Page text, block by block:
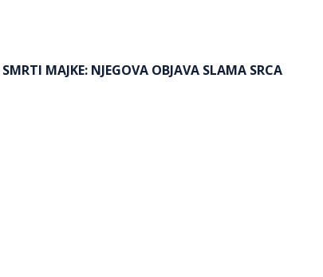
MAJKE: NJEGOVA OBJAVA SLAMA SRCA